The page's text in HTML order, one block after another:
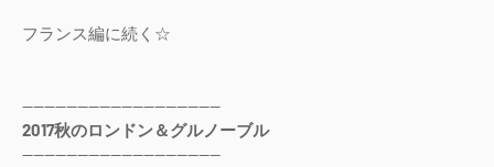
フランス編に続く☆
------------------------------------
2017秋のロンドン＆グルノーブル
------------------------------------